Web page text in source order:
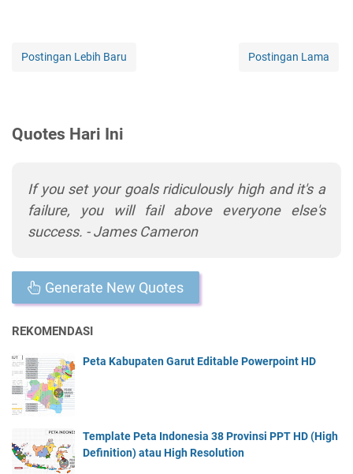
Postingan Lebih Baru Postingan Lama
Quotes Hari Ini
If you set your goals ridiculously high and it's a
failure, you will fail above everyone else's
success. - James Cameron
Generate New Quotes
REKOMENDASI
Peta Kabupaten Garut Editable Powerpoint HD
Template Peta Indonesia 38 Provinsi PPT HD (High
Definition) atau High Resolution